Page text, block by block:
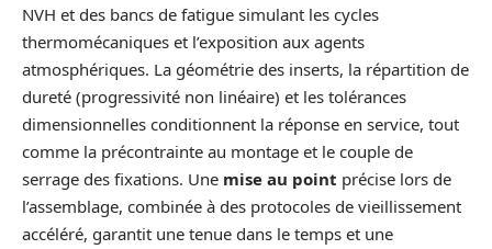
NVH et des bancs de fatigue simulant les cycles
thermomécaniques et l’exposition aux agents
atmosphériques. La géométrie des inserts, la répartition de
dureté (progressivité non linéaire) et les tolérances
dimensionnelles conditionnent la réponse en service, tout
comme la précontrainte au montage et le couple de
serrage des fixations. Une mise au point précise lors de
l’assemblage, combinée à des protocoles de vieillissement
accéléré, garantit une tenue dans le temps et une